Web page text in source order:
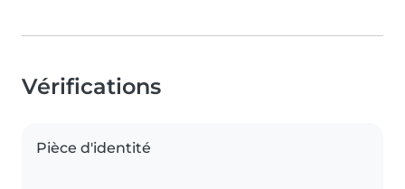
Vérifications
Pièce d'identité